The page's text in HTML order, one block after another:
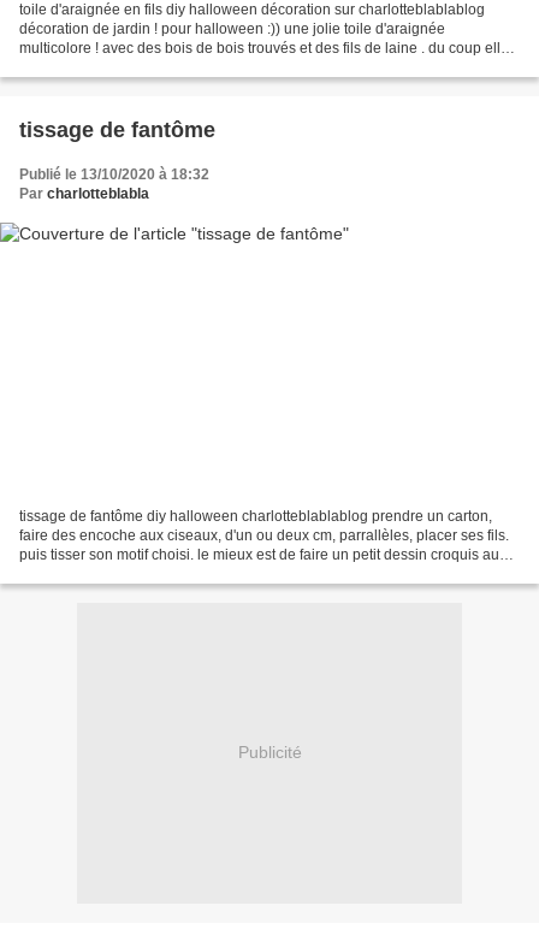
toile d'araignée en fils diy halloween décoration sur charlotteblablablog
décoration de jardin ! pour halloween :)) une jolie toile d'araignée
multicolore ! avec des bois de bois trouvés et des fils de laine . du coup elle
tissage de fantôme
Publié le 13/10/2020 à 18:32
Par charlotteblabla
tissage de fantôme diy halloween charlotteblablablog prendre un carton,
faire des encoche aux ciseaux, d'un ou deux cm, parrallèles, placer ses fils.
puis tisser son motif choisi. le mieux est de faire un petit dessin croquis au
Publicité